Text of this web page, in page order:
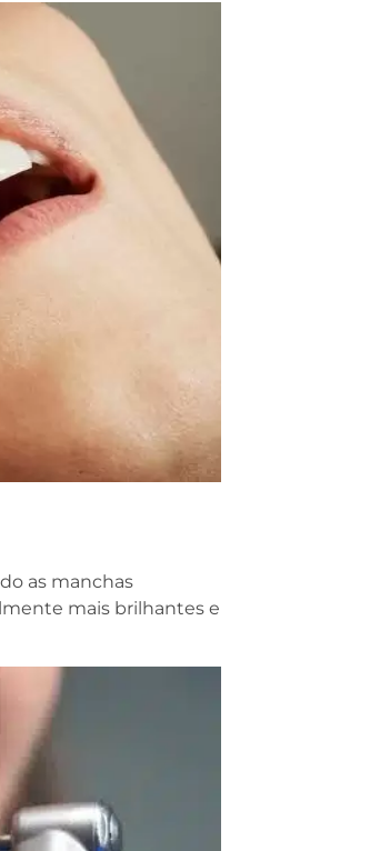
as manchas
mais brilhantes e